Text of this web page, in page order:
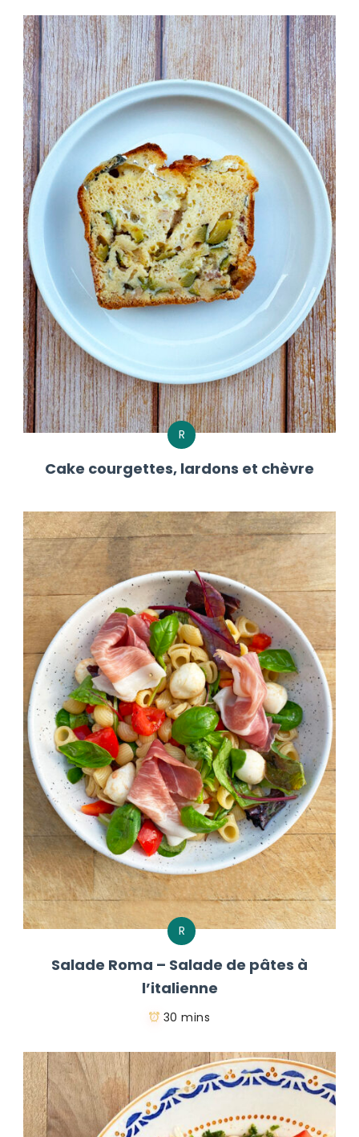
R
Cake courgettes, lardons et chèvre
R
Salade Roma – Salade de pâtes à
l’italienne
30 mins